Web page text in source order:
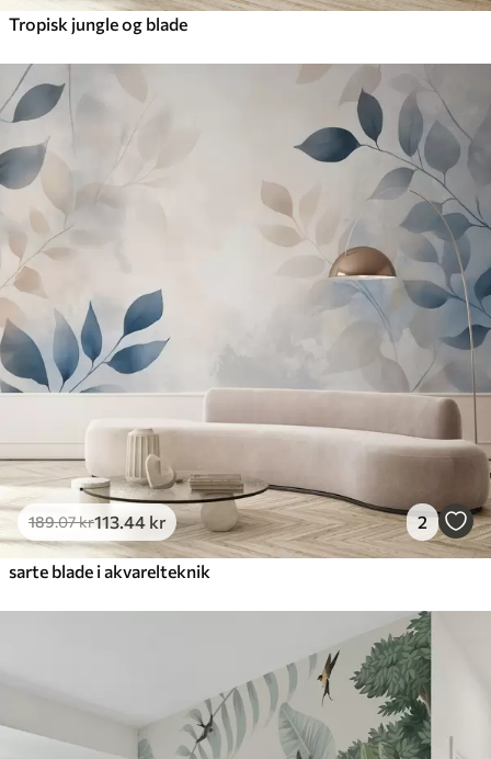
Tropisk jungle og blade
189.07kr113.44 kr 2
sarte blade i akvarelteknik